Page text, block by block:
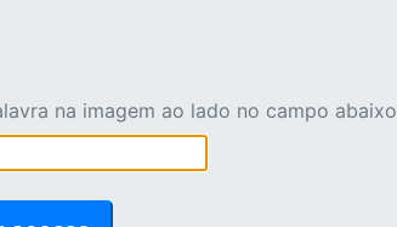
na imagem ao lado no campo abaixo